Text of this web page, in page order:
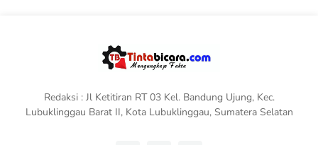
Redaksi : Jl Ketitiran RT 03 Kel. Bandung Ujung, Kec.
Lubuklinggau Barat II, Kota Lubuklinggau, Sumatera Selatan